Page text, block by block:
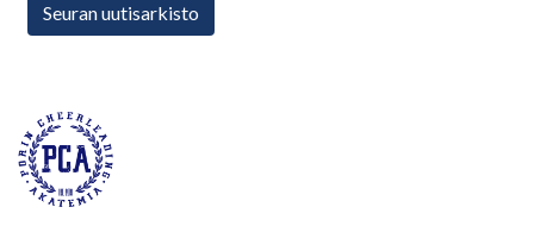
Seuran uutisarkisto